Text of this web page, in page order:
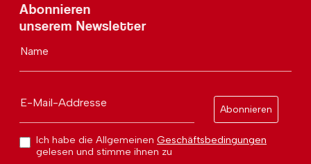
Abonnieren
unserem Newsletter
Name
E-Mail-Addresse
Abonnieren
Ich habe die Allgemeinen Geschäftsbedingungen
gelesen und stimme ihnen zu